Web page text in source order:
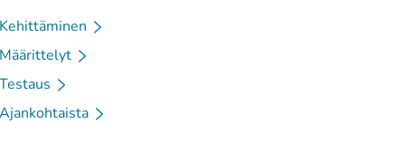
Kehittäminen
Määrittelyt
Testaus
Ajankohtaista